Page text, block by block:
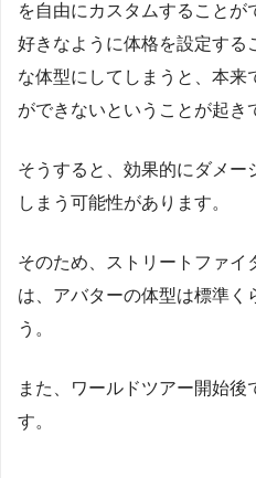
を自由にカスタムすること
好きなように体格を設定する
な体型にしてしまうと、本来
ができないということが起き
そうすると、効果的にダメー
しまう可能性があります。
そのため、ストリートファイ
は、アバターの体型は標準く
う。
また、ワールドツアー開始後
す。